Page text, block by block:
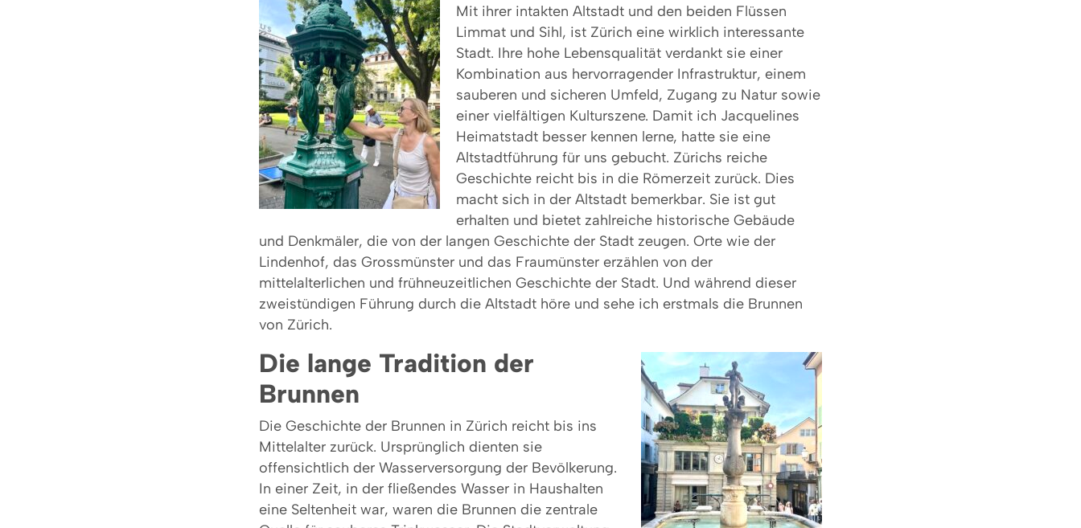
Mit ihrer intakten Altstadt und den beiden Flüssen
Limmat und Sihl, ist Zürich eine wirklich interessante
Stadt. Ihre hohe Lebensqualität verdankt sie einer
Kombination aus hervorragender Infrastruktur, einem
sauberen und sicheren Umfeld, Zugang zu Natur sowie
einer vielfältigen Kulturszene. Damit ich Jacquelines
Heimatstadt besser kennen lerne, hatte sie eine
Altstadtführung für uns gebucht. Zürichs reiche
Geschichte reicht bis in die Römerzeit zurück. Dies
macht sich in der Altstadt bemerkbar. Sie ist gut
erhalten und bietet zahlreiche historische Gebäude
und Denkmäler, die von der langen Geschichte der Stadt zeugen. Orte wie der
Lindenhof, das Grossmünster und das Fraumünster erzählen von der
mittelalterlichen und frühneuzeitlichen Geschichte der Stadt. Und während dieser
zweistündigen Führung durch die Altstadt höre und sehe ich erstmals die Brunnen
von Zürich.
Die lange Tradition der
Brunnen
Die Geschichte der Brunnen in Zürich reicht bis ins
Mittelalter zurück. Ursprünglich dienten sie
offensichtlich der Wasserversorgung der Bevölkerung.
In einer Zeit, in der fließendes Wasser in Haushalten
eine Seltenheit war, waren die Brunnen die zentrale